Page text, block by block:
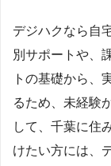
デジハクなら自
別サポートや、
トの基礎から、
るため、未経験
して、千葉に住
けたい方には、